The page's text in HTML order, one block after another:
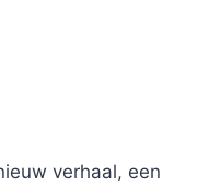
verhaal, een